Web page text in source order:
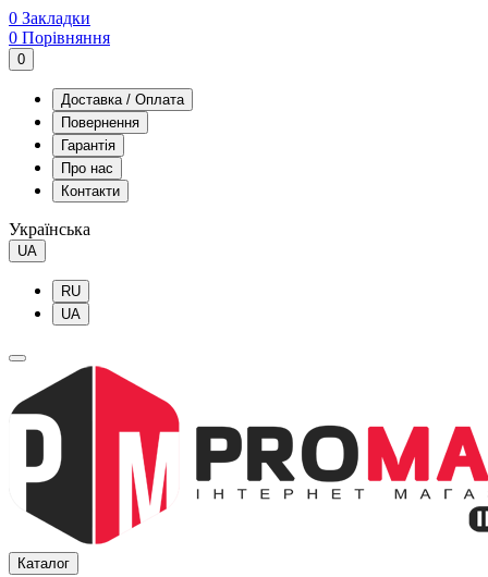
0 Закладки
0 Порівняння
0
Доставка / Оплата
Повернення
Гарантія
Про нас
Контакти
Українська
UA
RU
UA
Каталог